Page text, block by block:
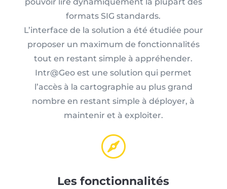
pouvoir lire dynamiquement la plupart des
formats SIG standards.
L’interface de la solution a été étudiée pour
proposer un maximum de fonctionnalités
tout en restant simple à appréhender.
Intr@Geo est une solution qui permet
l’accès à la cartographie au plus grand
nombre en restant simple à déployer, à
maintenir et à exploiter.

Les fonctionnalités